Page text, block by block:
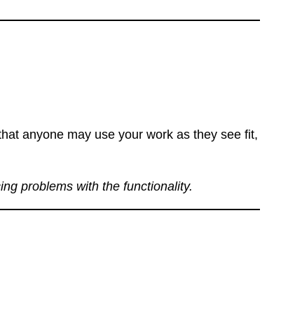
anyone may use your work as they see fit,
problems with the functionality.